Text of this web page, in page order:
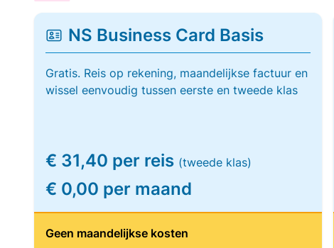
NS Business Card Basis
Gratis. Reis op rekening, maandelijkse factuur en
wissel eenvoudig tussen eerste en tweede klas
€ 31,40 per reis (tweede klas)
€ 0,00 per maand
Geen maandelijkse kosten